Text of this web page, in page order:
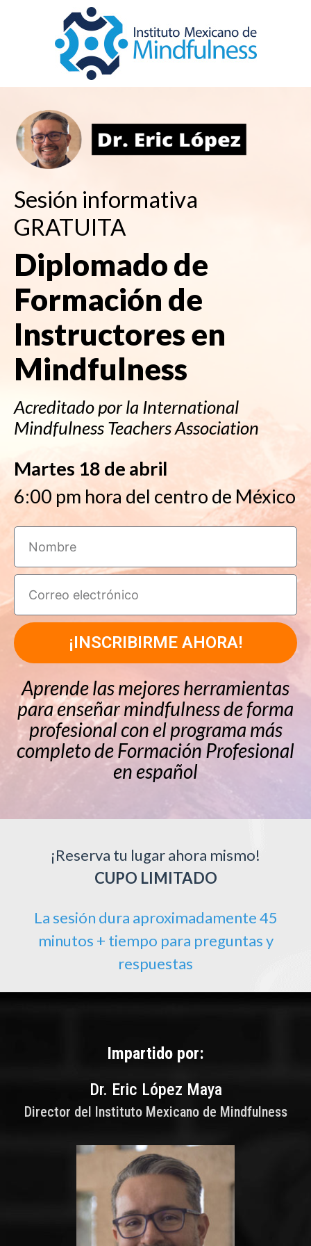
Sesión informativa
GRATUITA
Diplomado de
Formación de
Instructores en
Mindfulness
Acreditado por la International
Mindfulness Teachers Association
Martes 18 de abril
6:00 pm hora del centro de México
¡INSCRIBIRME AHORA!
Aprende las mejores herramientas
para enseñar mindfulness de forma
profesional con el programa más
completo de Formación Profesional
en español
¡Reserva tu lugar ahora mismo!
CUPO LIMITADO
La sesión dura aproximadamente 45
minutos + tiempo para preguntas y
respuestas
Impartido por:
Dr. Eric López Maya
Director del Instituto Mexicano de Mindfulness